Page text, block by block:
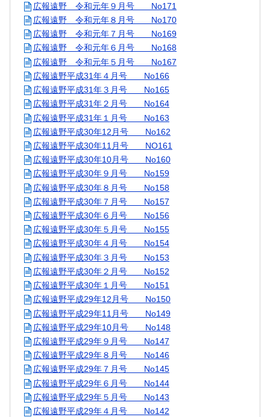
広報遠野 令和元年９月号 No171
広報遠野 令和元年８月号 No170
広報遠野 令和元年７月号 No169
広報遠野 令和元年６月号 No168
広報遠野 令和元年５月号 No167
広報遠野平成31年４月号 No166
広報遠野平成31年３月号 No165
広報遠野平成31年２月号 No164
広報遠野平成31年１月号 No163
広報遠野平成30年12月号 No162
広報遠野平成30年11月号 NO161
広報遠野平成30年10月号 No160
広報遠野平成30年９月号 No159
広報遠野平成30年８月号 No158
広報遠野平成30年７月号 No157
広報遠野平成30年６月号 No156
広報遠野平成30年５月号 No155
広報遠野平成30年４月号 No154
広報遠野平成30年３月号 No153
広報遠野平成30年２月号 No152
広報遠野平成30年１月号 No151
広報遠野平成29年12月号 No150
広報遠野平成29年11月号 No149
広報遠野平成29年10月号 No148
広報遠野平成29年９月号 No147
広報遠野平成29年８月号 No146
広報遠野平成29年７月号 No145
広報遠野平成29年６月号 No144
広報遠野平成29年５月号 No143
広報遠野平成29年４月号 No142